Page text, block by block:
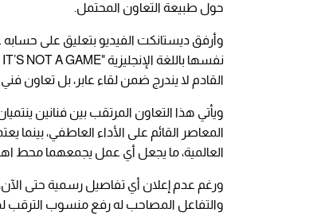
حول طبيعة التعاون المحتمل.
وأرفق ديستانكت الفيديو بتعليق على حسابه
القادم لا يندرج ضمن لقاء عابر، بل تعاون
ويأتي هذا التعاون المرتقب بين فنانين
المعاصر القائم على الأداء العاطفي، بينما
العالمية، ما يجعل أي عمل يجمعهما محط
ورغم عدم إعلان أي تفاصيل رسمية حتى
والتفاعل المصاحب له رفع منسوب الترقب